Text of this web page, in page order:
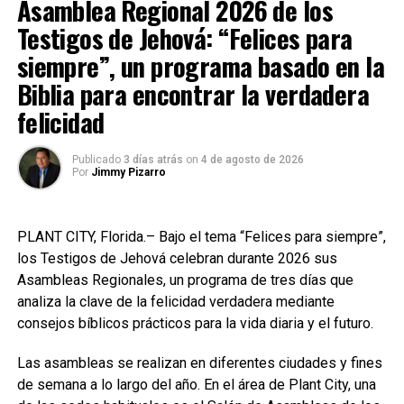
kilómetros cuadradossegún reportóNational
Geographicen días pasados.
Esta reducción parece ser mucho más grave de lo que
pareciera a simple vista, pues acorde al comunicado
Investigación de Geociencias GFZ,se demostró que
existe un vínculo directo entre disminución del nivel
Asamblea Regional 2026 de los
Testigos de Jehová: “Felices para
siempre”, un programa basado en la
Biblia para encontrar la verdadera
felicidad
Publicado 3 días atrás on 4 de agosto de 2026
Por Jimmy Pizarro
PLANT CITY, Florida.– Bajo el tema “Felices para siempre”,
los Testigos de Jehová celebran durante 2026 sus
Asambleas Regionales, un programa de tres días que
analiza la clave de la felicidad verdadera mediante
consejos bíblicos prácticos para la vida diaria y el futuro.
Las asambleas se realizan en diferentes ciudades y fines
de semana a lo largo del año. En el área de Plant City, una